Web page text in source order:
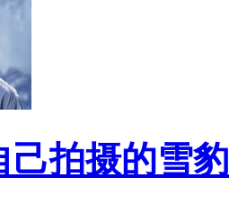
己拍摄的雪